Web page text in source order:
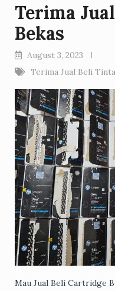
Terima
Bekas
August 3, 2023
Terima Jual Beli
Mau Jual Beli Cartridge